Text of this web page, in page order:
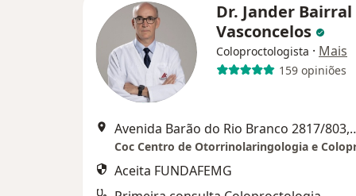
Dr. Jander Bairral
Vasconcelos
Coloproctologista · Mais
159 opiniões
Avenida Barão do
Aceita FUNDAFEMG